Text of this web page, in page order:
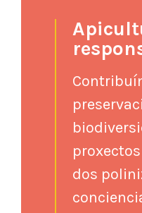
dos